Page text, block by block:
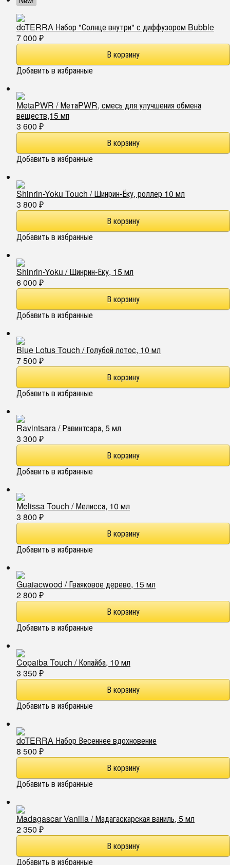
doTERRA Набор "Солнце внутри" с диффузором Bubble
7 000 ₽
Добавить в избранные
MetaPWR / МетаPWR, смесь для улучшения обмена
веществ,15 мп
3 600 ₽
Добавить в избранные
Shinrin-Yoku Touch / Шинрин-Ёку, роллер 10 мл
3 800 ₽
Добавить в избранные
Shinrin-Yoku / Шинрин-Ёку, 15 мл
6 000 ₽
Добавить в избранные
Blue Lotus Touch / Голубой лотос, 10 мл
7 500 ₽
Добавить в избранные
Ravintsara / Равинтсара, 5 мл
3 300 ₽
Добавить в избранные
Melissa Touch / Мелисса, 10 мл
3 800 ₽
Добавить в избранные
Guaiacwood / Гваяковое дерево, 15 мл
2 800 ₽
Добавить в избранные
Copaiba Touch / Копайба, 10 мл
3 350 ₽
Добавить в избранные
doTERRA Набор Весеннее вдохновение
8 500 ₽
Добавить в избранные
Madagascar Vanilla / Мадагаскарская ваниль, 5 мл
2 350 ₽
Добавить в избранные